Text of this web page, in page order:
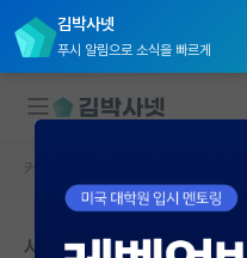
김박사넷
푸시 알림으로 소식을 빠르게
대학원생 모집
국내대학원 정보
커뮤니티 홈
서울대 인공지능전공 선